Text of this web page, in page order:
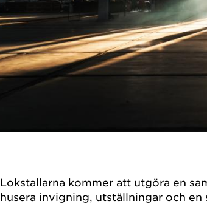
Lokstallarna kommer att utgöra en
husera invigning, utställningar och